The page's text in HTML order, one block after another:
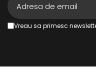
Vreau sa primesc